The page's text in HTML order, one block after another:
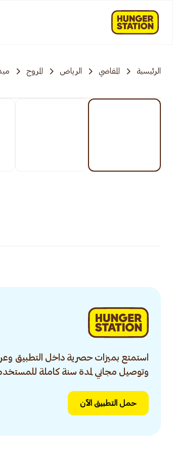
الرئيسية المقاضي الرياض المروج
استمتع بميزات حصرية داخل
وتوصيل مجاني لمدة سنة كاملة
حمل التطبيق الآن